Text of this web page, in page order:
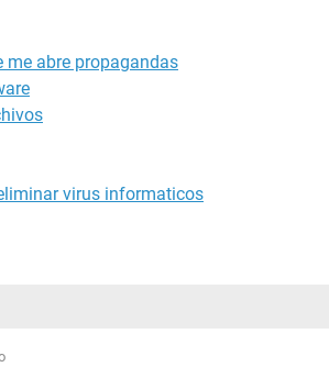
me abre propagandas
virus informaticos